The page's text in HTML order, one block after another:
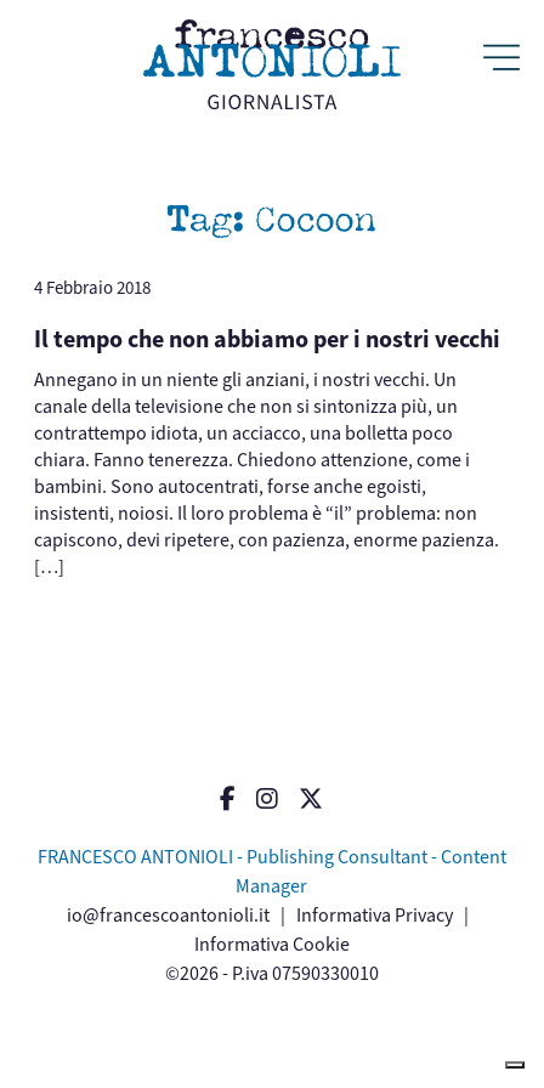
Tag: Cocoon
4 Febbraio 2018
Il tempo che non abbiamo per i nostri vecchi
Annegano in un niente gli anziani, i nostri vecchi. Un
canale della televisione che non si sintonizza più, un
contrattempo idiota, un acciacco, una bolletta poco
chiara. Fanno tenerezza. Chiedono attenzione, come i
bambini. Sono autocentrati, forse anche egoisti,
insistenti, noiosi. Il loro problema è “il” problema: non
capiscono, devi ripetere, con pazienza, enorme pazienza.
[…]
FRANCESCO ANTONIOLI - Publishing Consultant - Content
Manager
io@francescoantonioli.it | Informativa Privacy|
Informativa Cookie
©2026 - P.iva 07590330010